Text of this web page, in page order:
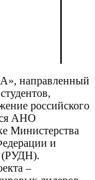
направленный
российского
АНО
Министерства
и
(РУДН).
–